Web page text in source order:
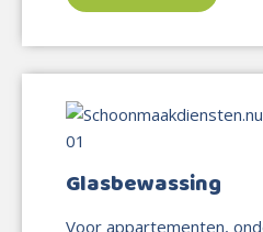
Glasbewassing
Voor appartementen,